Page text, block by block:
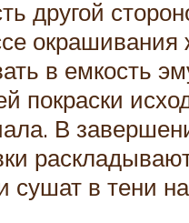
другой
окрашивания
в емкость
покраски
В
сушат в тени